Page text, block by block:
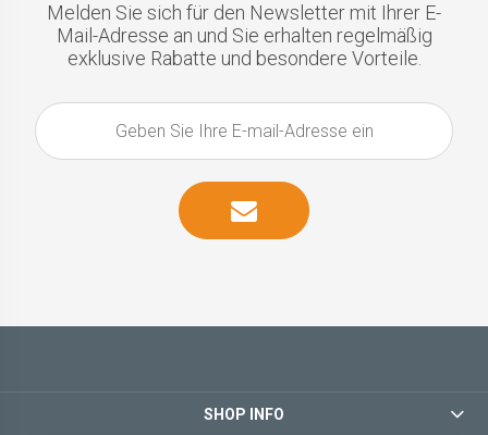
Melden Sie sich für den Newsletter mit Ihrer E-
Mail-Adresse an und Sie erhalten regelmäßig
exklusive Rabatte und besondere Vorteile.
SHOP INFO